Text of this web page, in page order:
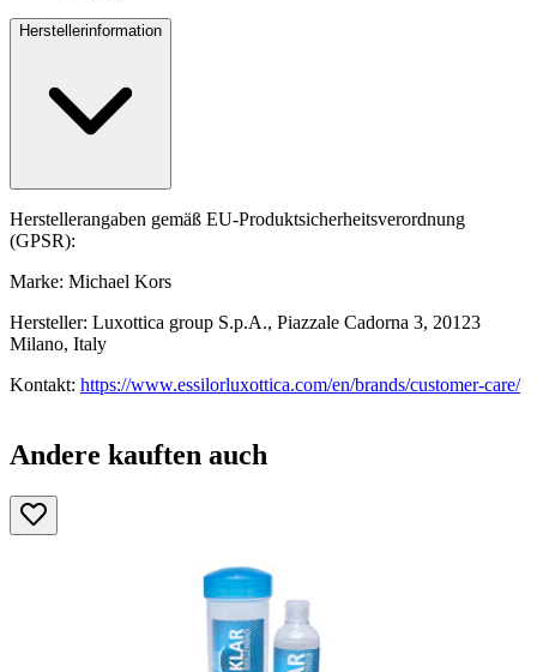
Herstellerinformation
Herstellerangaben gemäß EU-Produktsicherheitsverordnung
(GPSR):
Marke: Michael Kors
Hersteller: Luxottica group S.p.A., Piazzale Cadorna 3, 20123
Milano, Italy
Kontakt: https://www.essilorluxottica.com/en/brands/customer-care/
Andere kauften auch